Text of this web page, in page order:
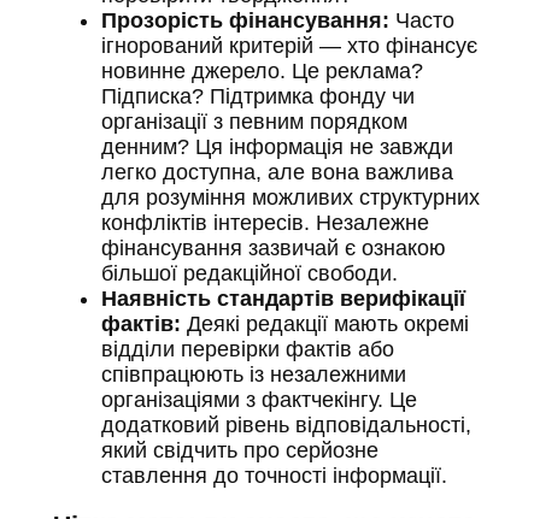
Прозорість фінансування: Часто
ігнорований критерій — хто фінансує
новинне джерело. Це реклама?
Підписка? Підтримка фонду чи
організації з певним порядком
денним? Ця інформація не завжди
легко доступна, але вона важлива
для розуміння можливих структурних
конфліктів інтересів. Незалежне
фінансування зазвичай є ознакою
більшої редакційної свободи.
Наявність стандартів верифікації
фактів: Деякі редакції мають окремі
відділи перевірки фактів або
співпрацюють із незалежними
організаціями з фактчекінгу. Це
додатковий рівень відповідальності,
який свідчить про серйозне
ставлення до точності інформації.